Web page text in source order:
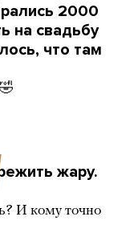
2000
на свадьбу
что там
жару.
И кому точно